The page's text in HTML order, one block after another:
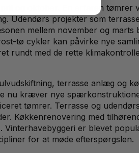
og oktober. En erfaren tømrer
Udendørs projekter som
mellem november og marts
tø cykler kan påvirke nye
rundt med de rette
terrasse anlæg og
nu kræver nye
tømrer. Terrasse og
Køkkenrenovering med
er blevet
for at møde efterspørgslen.